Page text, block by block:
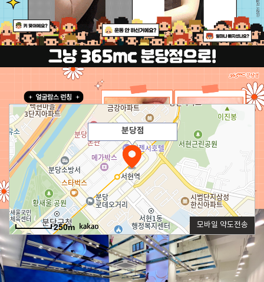
서현역 1번, 5번 출구 (AK 플라자 5번 게이트)에서 직진
자라 옆 건물(광림프라자) 401호, 402호 (도보 1분거리)
네이버 맵 카카오 맵
구글 맵 티 맵
모바일 약도전송
분당점
250m
전화번호
031) 709-3652, 3653